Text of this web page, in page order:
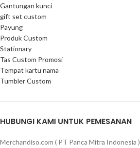
Gantungan kunci
gift set custom
Payung
Produk Custom
Stationary
Tas Custom Promosi
Tempat kartu nama
Tumbler Custom
HUBUNGI KAMI UNTUK PEMESANAN
Merchandiso.com ( PT Panca Mitra Indonesia )